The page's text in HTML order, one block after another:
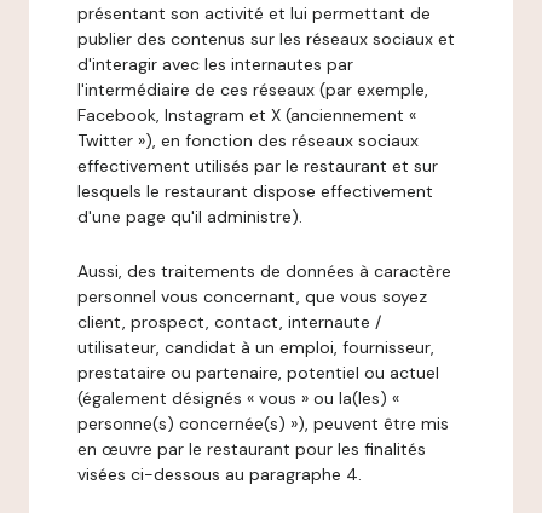
présentant son activité et lui permettant de
publier des contenus sur les réseaux sociaux et
d'interagir avec les internautes par
l'intermédiaire de ces réseaux (par exemple,
Facebook, Instagram et X (anciennement «
Twitter »), en fonction des réseaux sociaux
effectivement utilisés par le restaurant et sur
lesquels le restaurant dispose effectivement
d'une page qu'il administre).
Aussi, des traitements de données à caractère
personnel vous concernant, que vous soyez
client, prospect, contact, internaute /
utilisateur, candidat à un emploi, fournisseur,
prestataire ou partenaire, potentiel ou actuel
(également désignés « vous » ou la(les) «
personne(s) concernée(s) »), peuvent être mis
en œuvre par le restaurant pour les finalités
visées ci-dessous au paragraphe 4.